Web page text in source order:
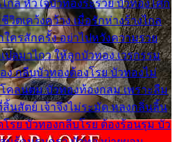
ล หัวใจบัวทองระรวย บัวทองโศก
วิตเคว้งคว้าง เมื่อรักห่างร้างไกล
ครสักครั้ง อย่าไปหวังความรวย
ปลมาไกว ให้ลูกบัวทอง เวรกรรม
ง กลีบบัวทองต้องโรย บัวทองไม่
คลนตม บัวทองท้องกลม เพราะลืม
นสัตย์ เจ้าจึงไม่ระมัด หลงกลิ่นลิ้น
รย บัวทองกลีบโรย ต้องร้อนรุม บัว